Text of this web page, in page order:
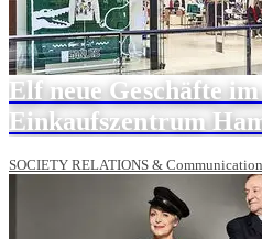
Elf neue Geschäfte
Einkaufszentrum
SOCIETY RELATIONS &